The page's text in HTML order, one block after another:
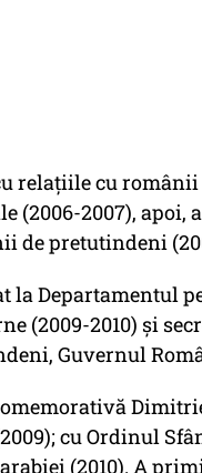
relațiile cu
(2006-2007), apoi,
de pretutindeni
la Departamentul
(2009-2010) și
Guvernul
cu Ordinul
(2010). A